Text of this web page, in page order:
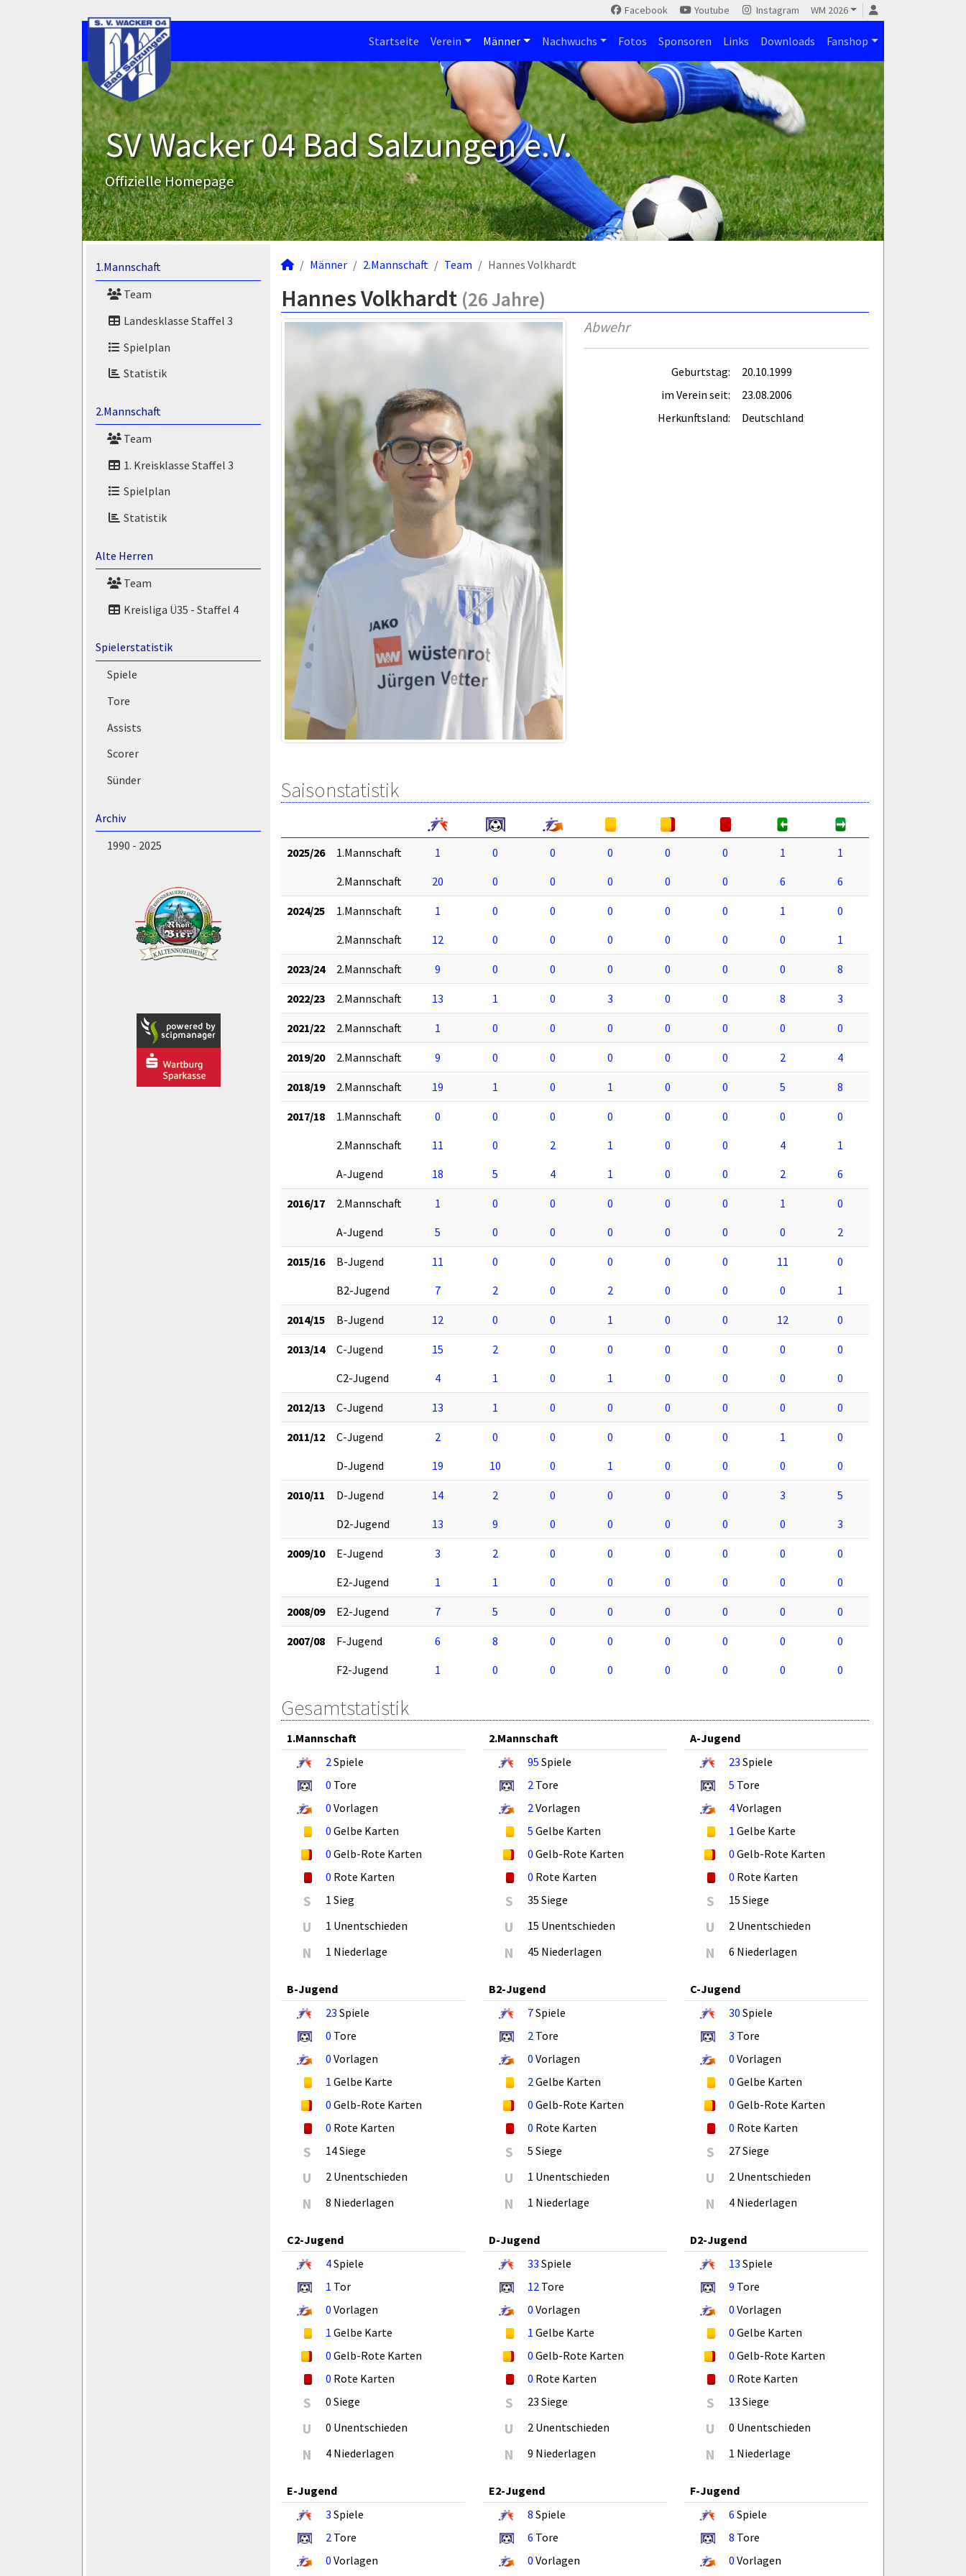
Facebook Youtube Instagram WM 2026
Startseite Verein Männer Nachwuchs Fotos Sponsoren Links Downloads Fanshop
SV Wacker 04 Bad Salzungen e.V.
Offizielle Homepage
1.Mannschaft
Team
Landesklasse Staffel 3
Spielplan
Statistik
2.Mannschaft
Team
1. Kreisklasse Staffel 3
Spielplan
Statistik
Alte Herren
Team
Kreisliga Ü35 - Staffel 4
Spielerstatistik
Spiele
Tore
Assists
Scorer
Sünder
Archiv
1990 - 2025
Männer 2.Mannschaft Team Hannes Volkhardt
Hannes Volkhardt (26 Jahre)
Abwehr
Geburtstag:
20.10.1999
im Verein seit:
23.08.2006
Herkunftsland:
Deutschland
Saisonstatistik
2025/26 1.Mannschaft 1 0 0 0 0 0 1
1
2.Mannschaft
20 0 0 0 0 0 6 6
2024/25 1.Mannschaft 1 0 0 0 0 0 1
0
2.Mannschaft
12 0 0 0 0 0 0 1
2023/24 2.Mannschaft 9 0 0 0 0 0 0 8
2022/23 2.Mannschaft 13 1 0 3 0 0 8 3
2021/22 2.Mannschaft 1 0 0 0 0 0 0 0
2019/20 2.Mannschaft 9 0 0 0 0 0 2 4
2018/19 2.Mannschaft 19 1 0 1 0 0 5 8
2017/18 1.Mannschaft 0 0 0 0 0 0 0
0
2.Mannschaft
11 0 2 1 0 0 4
1
A-Jugend
18 5 4 1 0 0 2 6
2016/17 2.Mannschaft 1 0 0 0 0 0 1
0
A-Jugend
5 0 0 0 0 0 0 2
2015/16 B-Jugend 11 0 0 0 0 0 11
0
B2-Jugend
7 2 0 2 0 0 0 1
2014/15 B-Jugend 12 0 0 1 0 0 12 0
2013/14 C-Jugend 15 2 0 0 0 0 0
0
C2-Jugend
4 1 0 1 0 0 0 0
2012/13 C-Jugend 13 1 0 0 0 0 0 0
2011/12 C-Jugend 2 0 0 0 0 0 1
0
D-Jugend
19 10 0 1 0 0 0 0
2010/11 D-Jugend 14 2 0 0 0 0 3
5
D2-Jugend
13 9 0 0 0 0 0 3
2009/10 E-Jugend 3 2 0 0 0 0 0
0
E2-Jugend
1 1 0 0 0 0 0 0
2008/09 E2-Jugend 7 5 0 0 0 0 0 0
2007/08 F-Jugend 6 8 0 0 0 0 0
0
F2-Jugend
1 0 0 0 0 0 0 0
Gesamtstatistik
1.Mannschaft
2Spiele
0 Tore
0 Vorlagen
0 Gelbe Karten
0 Gelb-Rote Karten
0 Rote Karten
S 1 Sieg
U 1 Unentschieden
N 1 Niederlage
2.Mannschaft
95 Spiele
2Tore
2Vorlagen
5 Gelbe Karten
0 Gelb-Rote Karten
0 Rote Karten
S 35 Siege
U 15 Unentschieden
N 45 Niederlagen
A-Jugend
23 Spiele
5 Tore
4Vorlagen
1 Gelbe Karte
0 Gelb-Rote Karten
0 Rote Karten
S 15 Siege
U 2 Unentschieden
N 6 Niederlagen
B-Jugend
23 Spiele
0 Tore
0 Vorlagen
1 Gelbe Karte
0 Gelb-Rote Karten
0 Rote Karten
S 14 Siege
U 2 Unentschieden
N 8 Niederlagen
B2-Jugend
7Spiele
2Tore
0 Vorlagen
2Gelbe Karten
0 Gelb-Rote Karten
0 Rote Karten
S 5 Siege
U 1 Unentschieden
N 1 Niederlage
C-Jugend
30 Spiele
3 Tore
0 Vorlagen
0 Gelbe Karten
0 Gelb-Rote Karten
0 Rote Karten
S 27 Siege
U 2 Unentschieden
N 4 Niederlagen
C2-Jugend
4Spiele
1 Tor
0 Vorlagen
1 Gelbe Karte
0 Gelb-Rote Karten
0 Rote Karten
S 0 Siege
U 0 Unentschieden
N 4 Niederlagen
D-Jugend
33 Spiele
12Tore
0 Vorlagen
1 Gelbe Karte
0 Gelb-Rote Karten
0 Rote Karten
S 23 Siege
U 2 Unentschieden
N 9 Niederlagen
D2-Jugend
13 Spiele
9 Tore
0 Vorlagen
0 Gelbe Karten
0 Gelb-Rote Karten
0 Rote Karten
S 13 Siege
U 0 Unentschieden
N 1 Niederlage
E-Jugend
3 Spiele
2 Tore
0 Vorlagen
E2-Jugend
8 Spiele
6 Tore
0 Vorlagen
F-Jugend
6 Spiele
8 Tore
0 Vorlagen